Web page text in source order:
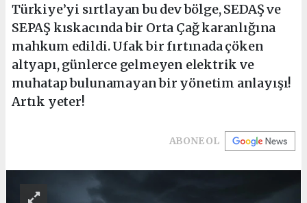
Türkiye’yi sırtlayan bu dev bölge, SEDAŞ ve
SEPAŞ kıskacında bir Orta Çağ karanlığına
mahkum edildi. Ufak bir fırtınada çöken
altyapı, günlerce gelmeyen elektrik ve
muhatap bulunamayan bir yönetim anlayışı!
Artık yeter!
ABONE OL